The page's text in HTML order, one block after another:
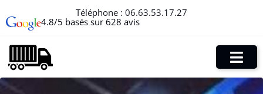
Téléphone : 06.63.53.17.27
4.8/5 basés sur 628 avis